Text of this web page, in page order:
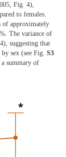
Fig. 4),
to females.
of approximately
The variance of
suggesting that
sex (see Fig. S3
summary of